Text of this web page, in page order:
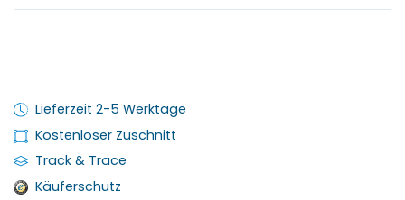
Lieferzeit 2-5 Werktage
Kostenloser Zuschnitt
Track & Trace
Käuferschutz